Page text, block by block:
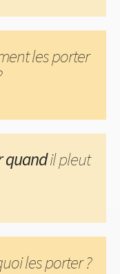
les porter
quandil pleut
les porter ?